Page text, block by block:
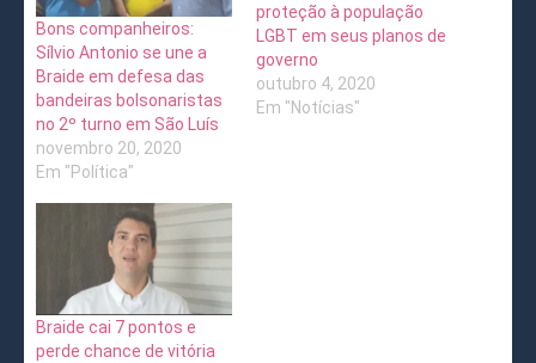
Bons companheiros:
Sílvio Antonio se une a
Braide em defesa das
bandeiras bolsonaristas
no 2º turno em São Luís
novembro 20, 2020
Em "Política"
proteção à população
LGBT em seus planos de
governo
outubro 4, 2020
Em "Notícias"
Braide cai 7 pontos e
perde chance de vitória